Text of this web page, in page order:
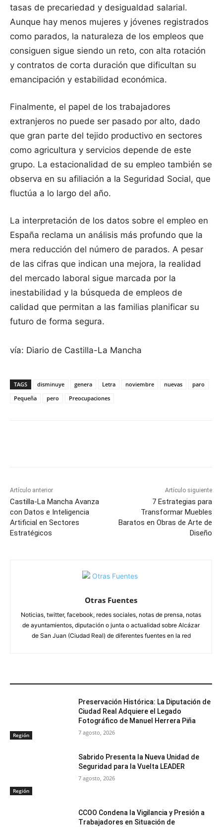
tasas de precariedad y desigualdad salarial.
Aunque hay menos mujeres y jóvenes registrados
como parados, la naturaleza de los empleos que
consiguen sigue siendo un reto, con alta rotación
y contratos de corta duración que dificultan su
emancipación y estabilidad económica.
Finalmente, el papel de los trabajadores
extranjeros no puede ser pasado por alto, dado
que gran parte del tejido productivo en sectores
como agricultura y servicios depende de este
grupo. La estacionalidad de su empleo también se
observa en su afiliación a la Seguridad Social, que
fluctúa a lo largo del año.
La interpretación de los datos sobre el empleo en
España reclama un análisis más profundo que la
mera reducción del número de parados. A pesar
de las cifras que indican una mejora, la realidad
del mercado laboral sigue marcada por la
inestabilidad y la búsqueda de empleos de
calidad que permitan a las familias planificar su
futuro de forma segura.
vía: Diario de Castilla-La Mancha
TAGS disminuye genera Letra noviembre nuevas
paro
Pequeña
pero Preocupaciones
Artículo anterior
Castilla-La Mancha Avanza
con Datos e Inteligencia
Artificial en Sectores
Estratégicos
Artículo siguiente
7 Estrategias para
Transformar Muebles
Baratos en Obras de Arte de
Diseño
Otras Fuentes
Noticias, twitter, facebook, redes sociales, notas de prensa, notas
de ayuntamientos, diputación o junta o actualidad sobre Alcázar
de San Juan (Ciudad Real) de diferentes fuentes en la red
Región
Preservación Histórica: La Diputación de
Ciudad Real Adquiere el Legado
Fotográfico de Manuel Herrera Piña
7 agosto, 2026
Región
Sabrido Presenta la Nueva Unidad de
Seguridad para la Vuelta LEADER
7 agosto, 2026
CCOO Condena la Vigilancia y Presión a
Trabajadores en Situación de